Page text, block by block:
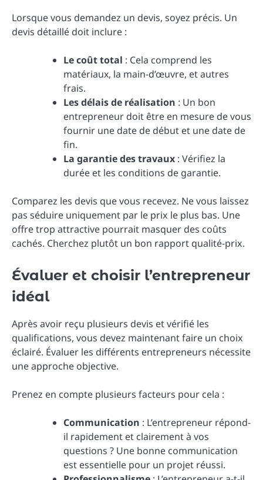
Lorsque vous demandez un devis, soyez précis. Un
devis détaillé doit inclure :
Le coût total : Cela comprend les
matériaux, la main-d’œuvre, et autres
frais.
Les délais de réalisation : Un bon
entrepreneur doit être en mesure de vous
fournir une date de début et une date de
fin.
La garantie des travaux : Vérifiez la
durée et les conditions de garantie.
Comparez les devis que vous recevez. Ne vous laissez
pas séduire uniquement par le prix le plus bas. Une
offre trop attractive pourrait masquer des coûts
cachés. Cherchez plutôt un bon rapport qualité-prix.
Évaluer et choisir l’entrepreneur
idéal
Après avoir reçu plusieurs devis et vérifié les
qualifications, vous devez maintenant faire un choix
éclairé. Évaluer les différents entrepreneurs nécessite
une approche objective.
Prenez en compte plusieurs facteurs pour cela :
Communication : L’entrepreneur répond-
il rapidement et clairement à vos
questions ? Une bonne communication
est essentielle pour un projet réussi.